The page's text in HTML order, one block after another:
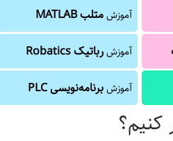
آموزشمتلب MATLAB
آموزشرباتیک Robatics
آموزشبرنامه‌نویسی PLC
کنیم؟